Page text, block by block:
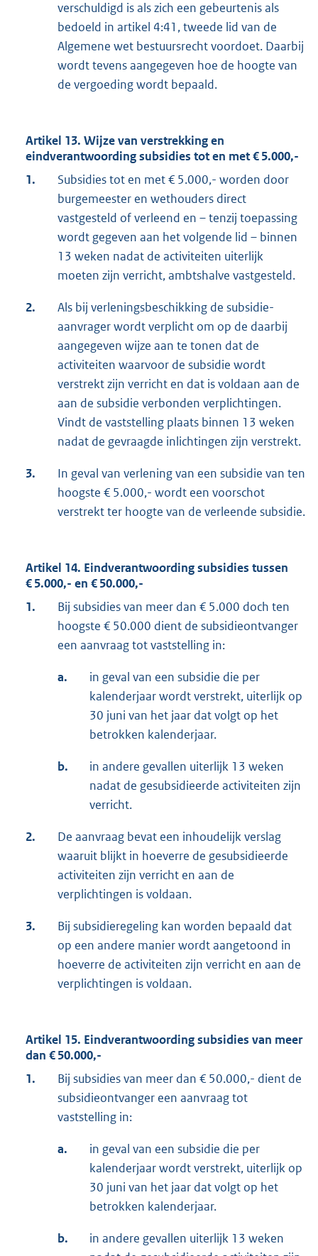
verschuldigd is als zich een gebeurtenis als
bedoeld in artikel 4:41, tweede lid van de
Algemene wet bestuursrecht voordoet. Daarbij
wordt tevens aangegeven hoe de hoogte van
de vergoeding wordt bepaald.
Artikel 13. Wijze van verstrekking en
eindverantwoording subsidies tot en met € 5.000,-
1.
Subsidies tot en met € 5.000,- worden door
burgemeester en wethouders direct
vastgesteld of verleend en – tenzij toepassing
wordt gegeven aan het volgende lid – binnen
13 weken nadat de activiteiten uiterlijk
moeten zijn verricht, ambtshalve vastgesteld.
2.
Als bij verleningsbeschikking de subsidie-
aanvrager wordt verplicht om op de daarbij
aangegeven wijze aan te tonen dat de
activiteiten waarvoor de subsidie wordt
verstrekt zijn verricht en dat is voldaan aan de
aan de subsidie verbonden verplichtingen.
Vindt de vaststelling plaats binnen 13 weken
nadat de gevraagde inlichtingen zijn verstrekt.
3.
In geval van verlening van een subsidie van ten
hoogste € 5.000,- wordt een voorschot
verstrekt ter hoogte van de verleende subsidie.
Artikel 14. Eindverantwoording subsidies tussen
€ 5.000,- en € 50.000,-
1.
Bij subsidies van meer dan € 5.000 doch ten
hoogste € 50.000 dient de subsidieontvanger
een aanvraag tot vaststelling in:
a.
in geval van een subsidie die per
kalenderjaar wordt verstrekt, uiterlijk op
30 juni van het jaar dat volgt op het
betrokken kalenderjaar.
b.
in andere gevallen uiterlijk 13 weken
nadat de gesubsidieerde activiteiten zijn
verricht.
2.
De aanvraag bevat een inhoudelijk verslag
waaruit blijkt in hoeverre de gesubsidieerde
activiteiten zijn verricht en aan de
verplichtingen is voldaan.
3.
Bij subsidieregeling kan worden bepaald dat
op een andere manier wordt aangetoond in
hoeverre de activiteiten zijn verricht en aan de
verplichtingen is voldaan.
Artikel 15. Eindverantwoording subsidies van meer
dan € 50.000,-
1.
Bij subsidies van meer dan € 50.000,- dient de
subsidieontvanger een aanvraag tot
vaststelling in:
a.
in geval van een subsidie die per
kalenderjaar wordt verstrekt, uiterlijk op
30 juni van het jaar dat volgt op het
betrokken kalenderjaar.
b.
in andere gevallen uiterlijk 13 weken